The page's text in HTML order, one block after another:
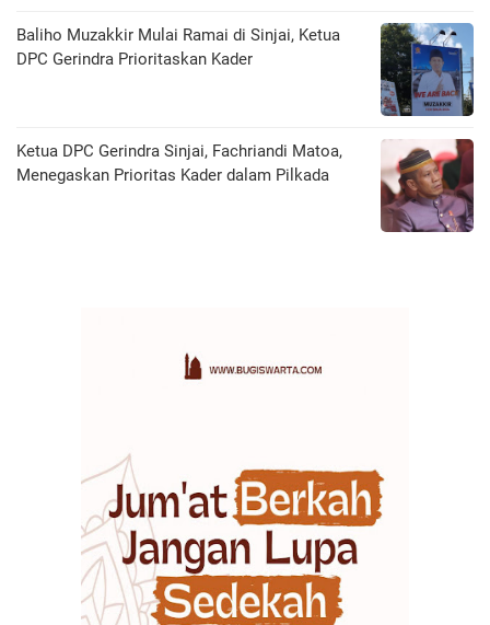
Baliho Muzakkir Mulai Ramai di Sinjai, Ketua
DPC Gerindra Prioritaskan Kader
Ketua DPC Gerindra Sinjai, Fachriandi Matoa,
Menegaskan Prioritas Kader dalam Pilkada